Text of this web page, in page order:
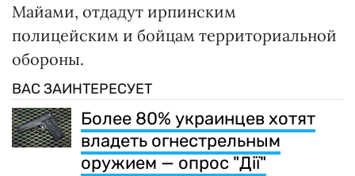
Майами, отдадут ирпинским
полицейским и бойцам территориальной
обороны.
ВАС ЗАИНТЕРЕСУЕТ
Более 80% украинцев хотят
владеть огнестрельным
оружием — опрос "Дії"